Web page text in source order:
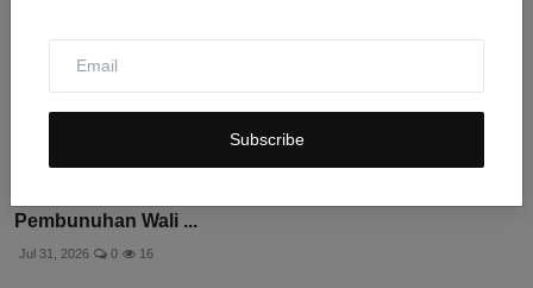
Subscribe
Pembunuhan Wali ...
Jul 31, 2026 0 16